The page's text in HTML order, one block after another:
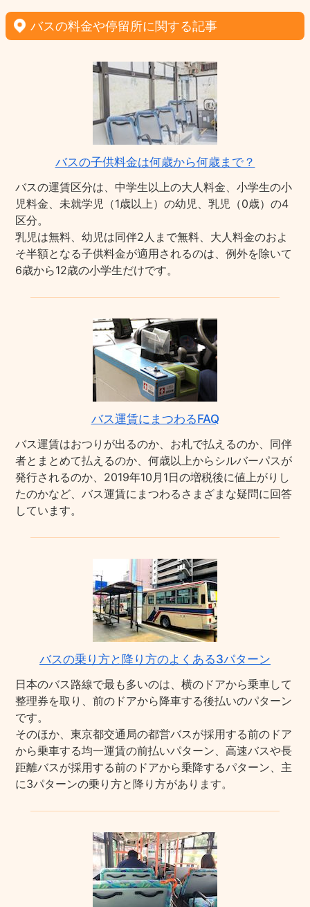
バスの料金や停留所に関する記事
バスの子供料金は何歳から何歳まで？
バスの運賃区分は、中学生以上の大人料金、小学生の小
児料金、未就学児（1歳以上）の幼児、乳児（0歳）の4
区分。
乳児は無料、幼児は同伴2人まで無料、大人料金のおよ
そ半額となる子供料金が適用されるのは、例外を除いて
6歳から12歳の小学生だけです。
バス運賃にまつわるFAQ
バス運賃はおつりが出るのか、お札で払えるのか、同伴
者とまとめて払えるのか、何歳以上からシルバーパスが
発行されるのか、2019年10月1日の増税後に値上がりし
たのかなど、バス運賃にまつわるさまざまな疑問に回答
しています。
バスの乗り方と降り方のよくある3パターン
日本のバス路線で最も多いのは、横のドアから乗車して
整理券を取り、前のドアから降車する後払いのパターン
です。
そのほか、東京都交通局の都営バスが採用する前のドア
から乗車する均一運賃の前払いパターン、高速バスや長
距離バスが採用する前のドアから乗降するパターン、主
に3パターンの乗り方と降り方があります。